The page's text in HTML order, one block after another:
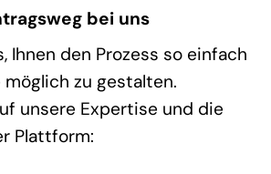
bei uns
Ihnen den Prozess so einfach
zu gestalten.
unsere Expertise und die
Plattform: